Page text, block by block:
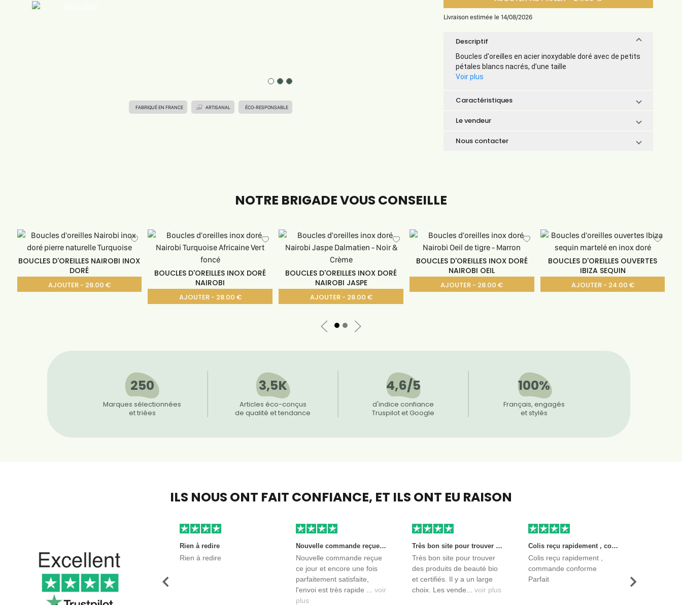
FABRIQUÉ EN FRANCE ARTISANAL ÉCO-RESPONSABLE
Livraison estimée le 14/08/2026
Descriptif
Boucles d'oreilles en acier inoxydable doré avec de petits
pétales blancs nacrés, d’une taille
Voir plus
Caractéristiques
Le vendeur
Nous contacter
NOTRE BRIGADE VOUS CONSEILLE
BOUCLES D'OREILLES NAIROBI INOX
DORÉ
AJOUTER - 28.00 €
BOUCLES D'OREILLES INOX DORÉ
NAIROBI
AJOUTER - 28.00 €
BOUCLES D'OREILLES INOX DORÉ
NAIROBI JASPE
AJOUTER - 28.00 €
BOUCLES D'OREILLES INOX DORÉ
NAIROBI OEIL
AJOUTER - 28.00 €
BOUCLES D'OREILLES OUVERTES
IBIZA SEQUIN
AJOUTER - 24.00 €
250
Marques sélectionnées
et triées
3,5K
Articles éco-conçus
de qualité et tendance
4,6/5
d'indice confiance
Truspilot et Google
100%
Français, engagés
et stylés
ILS NOUS ONT FAIT CONFIANCE, ET ILS ONT EU RAISON
Rien à redire
Rien à redire
Nouvelle commande reçue ce jour et encore une fois parfaitement satisfaite, l'envoi est très rapide et les produits sont toujours conditionnés de manière personnalisés. L'avantage de commander auprès de créateurs indépendants.
Nouvelle commande reçue
ce jour et encore une fois
parfaitement satisfaite,
l'envoi est très rapide ... voir
plus
Très bon site pour trouver des produits de beauté bio et certifiés. Il y a un large choix. Les vendeurs sont des entreprises françaises qui propose aussi des produits de qualité et moins chers que ce qu’on peut trouver dans des magasins.
Très bon site pour trouver
des produits de beauté bio
et certifiés. Il y a un large
choix. Les vende... voir plus
Colis reçu rapidement , commande conforme Parfait
Colis reçu rapidement ,
commande conforme
Parfait
Précédent Suivant